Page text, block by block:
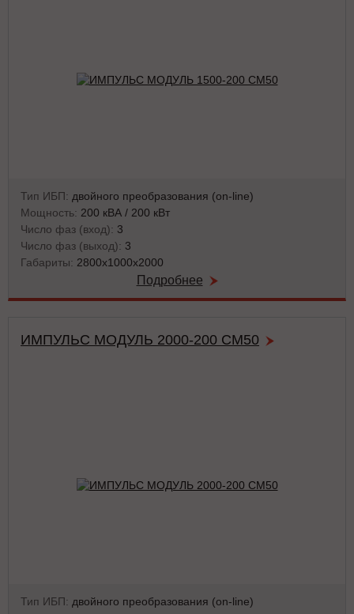
Тип ИБП: двойного преобразования (on-line)
Мощность: 200 кВА / 200 кВт
Число фаз (вход): 3
Число фаз (выход): 3
Габариты: 2800х1000х2000
Подробнее
ИМПУЛЬС МОДУЛЬ 2000-200 СМ50
Тип ИБП: двойного преобразования (on-line)